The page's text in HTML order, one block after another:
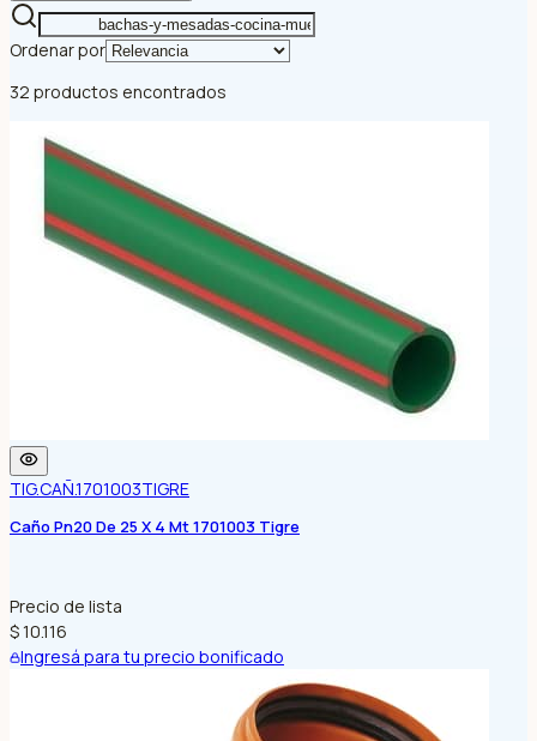
Ordenar por
32 productos encontrados
TIG.CAÑ.1701003TIGRE
Caño Pn20 De 25 X 4 Mt 1701003 Tigre
Precio de lista
$ 10.116
Ingresá para tu precio bonificado